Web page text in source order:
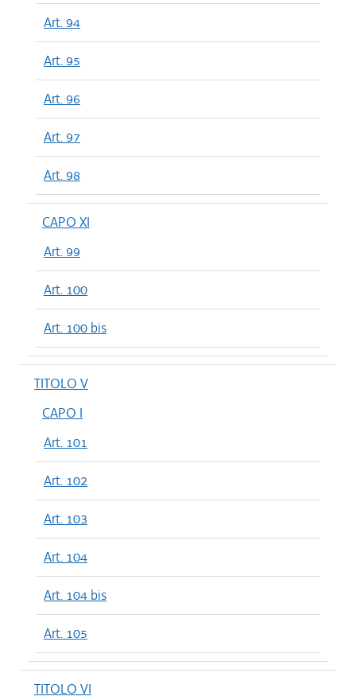
Art. 94
Art. 95
Art. 96
Art. 97
Art. 98
CAPO XI
Art. 99
Art. 100
Art. 100 bis
TITOLO V
CAPO I
Art. 101
Art. 102
Art. 103
Art. 104
Art. 104 bis
Art. 105
TITOLO VI